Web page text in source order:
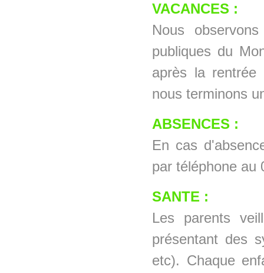
VACANCES :
Nous
publiques du
après la
nous terminons
ABSENCES :
En cas
par téléphone au
SANTE :
Les parents
présentant des
etc). Chaque